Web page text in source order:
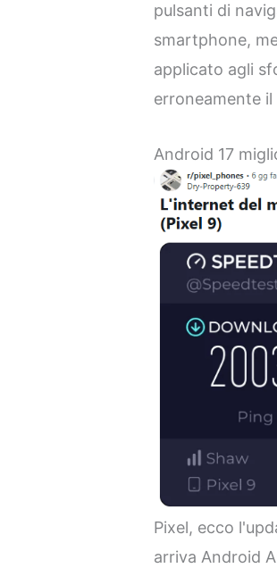
pulsanti di
smartphone,
applicato agli
erroneamente il
Android 17
Pixel, ecco
arriva Android